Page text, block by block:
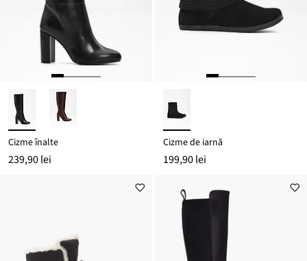
Cizme înalte
239,90 lei
Cizme de iarnă
199,90 lei